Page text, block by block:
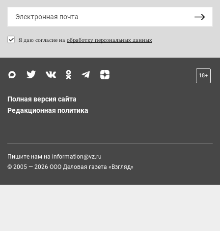
Я даю согласие на обработку персональных данных
18+
Полная версия сайта
Редакционная политика
Пишите нам на information@vz.ru
© 2005 — 2026 ООО Деловая газета «Взгляд»